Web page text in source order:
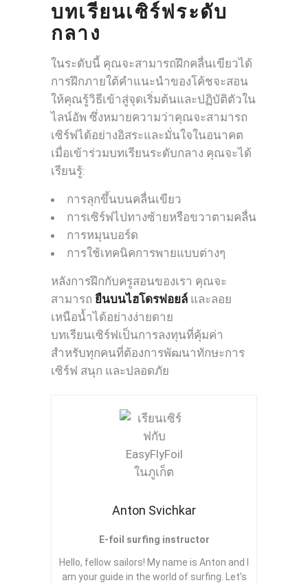
บทเรียนเซิร์ฟระดับ
กลาง
ในระดับนี้ คุณจะสามารถฝึกคลื่นเขียวได้
การฝึกภายใต้คำแนะนำของโค้ชจะสอน
ให้คุณรู้วิธีเข้าสู่จุดเริ่มต้นและปฏิบัติตัวใน
ไลน์อัพ ซึ่งหมายความว่าคุณจะสามารถ
เซิร์ฟได้อย่างอิสระและมั่นใจในอนาคต
เมื่อเข้าร่วมบทเรียนระดับกลาง คุณจะได้
เรียนรู้:
การลุกขึ้นบนคลื่นเขียว
การเซิร์ฟไปทางซ้ายหรือขวาตามคลื่น
การหมุนบอร์ด
การใช้เทคนิคการพายแบบต่างๆ
หลังการฝึกกับครูสอนของเรา คุณจะ
สามารถ ยืนบนไฮโดรฟอยล์ และลอย
เหนือน้ำได้อย่างง่ายดาย
บทเรียนเซิร์ฟเป็นการลงทุนที่คุ้มค่า
สำหรับทุกคนที่ต้องการพัฒนาทักษะการ
เซิร์ฟ สนุก และปลอดภัย
Anton Svichkar
E-foil surfing instructor
Hello, fellow sailors! My name is Anton and I
am your guide in the world of surfing. Let’s